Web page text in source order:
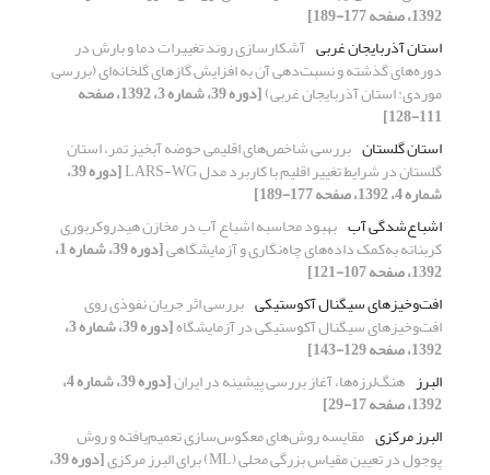
1392، صفحه 177-189]
استان آذربایجان غربی آشکارسازی روند تغییرات دما و بارش در
دوره‌های گذشته و نسبت‌دهی آن به افزایش گازهای گلخانه‌‌ای (بررسی
موردی: استان آذربایجان غربی) [دوره 39، شماره 3، 1392، صفحه
111-128]
استان گلستان بررسی شاخص‌های اقلیمی حوضه آبخیز تمر، استان
گلستان در شرایط تغییر اقلیم با کاربرد مدل LARS-WG [دوره 39،
شماره 4، 1392، صفحه 177-189]
اشباع‌شدگی آب بهبود محاسبه اشباع آب در مخازن هیدروکربوری
کربناته به‌‌کمک داده‌‌‌های چاه‌نگاری و آزمایشگاهی [دوره 39، شماره 1،
1392، صفحه 107-121]
افت‌و‌خیزهای سیگنال آکوستیکی بررسی اثر جریان نفوذی روی
افت‌و‌خیزهای سیگنال آکوستیکی در آزمایشگاه [دوره 39، شماره 3،
1392، صفحه 129-143]
البرز هنگ‌لرزه‌ها، آغاز بررسی پیشینه در ایران [دوره 39، شماره 4،
1392، صفحه 17-29]
البرز مرکزی مقایسه روش‌های معکوس‌سازی تعمیم‌یافته و روش
پوجول در تعیین مقیاس بزرگی محلی (ML) برای البرز مرکزی [دوره 39،